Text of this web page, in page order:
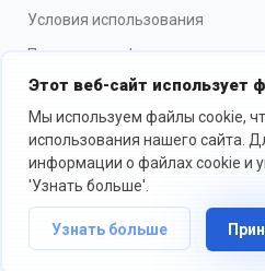
Этот веб-сайт использует
Мы используем файлы cookie,
использования нашего сайта.
информации о файлах cookie и
'Узнать больше'.
Узнать больше
Условия использования
Политика конфиденциальности
Использование cookie
Веб-сайт управляется FXSSI LTD
(Англия) | 71-75 Shelton Street,
Мы рекомендуем вам обратиться за
консультацией и убедиться, что вы
прежде чем торговать.